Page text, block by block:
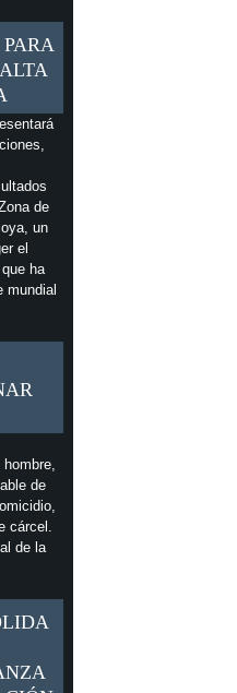
de
un
el
ha
mundial
de
cárcel.
de la